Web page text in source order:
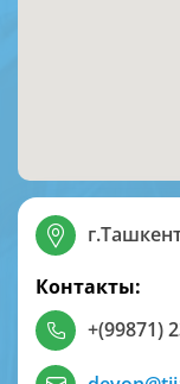
Контакты:
+(99871)